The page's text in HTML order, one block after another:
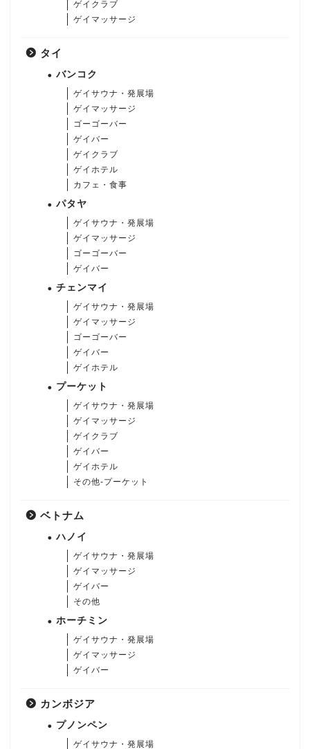
ゲイクラブ
ゲイマッサージ
タイ
バンコク
ゲイサウナ・発展場
ゲイマッサージ
ゴーゴーバー
ゲイバー
ゲイクラブ
ゲイホテル
カフェ・食事
パタヤ
ゲイサウナ・発展場
ゲイマッサージ
ゴーゴーバー
ゲイバー
チェンマイ
ゲイサウナ・発展場
ゲイマッサージ
ゴーゴーバー
ゲイバー
ゲイホテル
プーケット
ゲイサウナ・発展場
ゲイマッサージ
ゲイクラブ
ゲイバー
ゲイホテル
その他-プーケット
ベトナム
ハノイ
ゲイサウナ・発展場
ゲイマッサージ
ゲイバー
その他
ホーチミン
ゲイサウナ・発展場
ゲイマッサージ
ゲイバー
カンボジア
プノンペン
ゲイサウナ・発展場